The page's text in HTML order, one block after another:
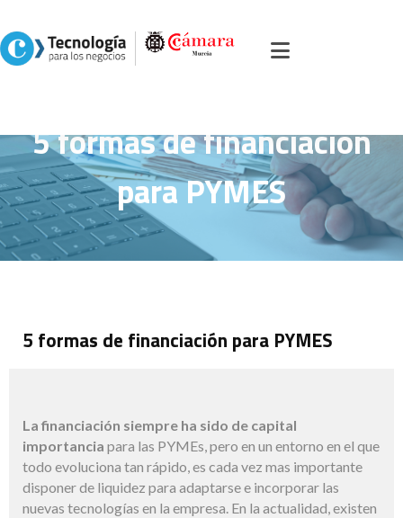
asesoramiento
5 formas de financiación para PYMES
5 formas de financiación
para PYMES
5 formas de financiación para PYMES
La financiación siempre ha sido de capital
importancia para las PYMEs, pero en un entorno en el que
todo evoluciona tan rápido, es cada vez mas importante
disponer de liquidez para adaptarse e incorporar las
nuevas tecnologías en la empresa. En la actualidad, existen